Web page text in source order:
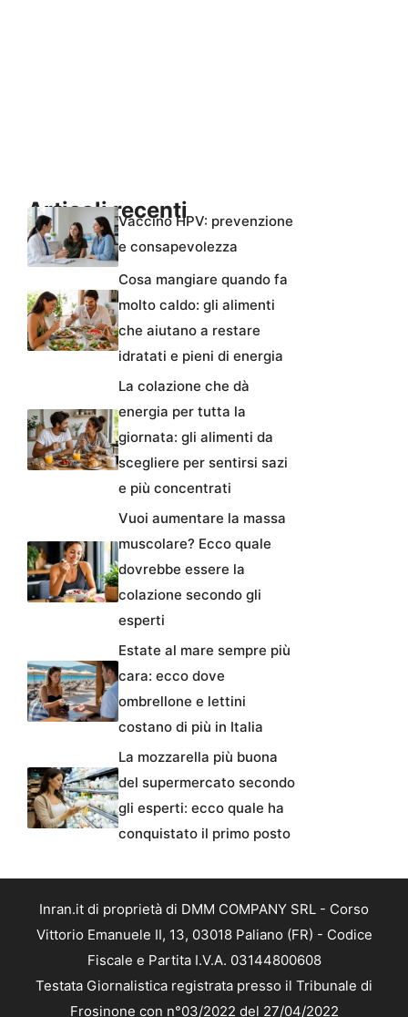
Articoli recentiVaccino HPV: prevenzione
e consapevolezza
Cosa mangiare quando fa
molto caldo: gli alimenti
che aiutano a restare
idratati e pieni di energia
La colazione che dà
energia per tutta la
giornata: gli alimenti da
scegliere per sentirsi sazi
e più concentrati
Vuoi aumentare la massa
muscolare? Ecco quale
dovrebbe essere la
colazione secondo gli
esperti
Estate al mare sempre più
cara: ecco dove
ombrellone e lettini
costano di più in Italia
La mozzarella più buona
del supermercato secondo
gli esperti: ecco quale ha
conquistato il primo posto
Inran.it di proprietà di DMM COMPANY SRL - Corso
Vittorio Emanuele II, 13, 03018 Paliano (FR) - Codice
Fiscale e Partita I.V.A. 03144800608
Testata Giornalistica registrata presso il Tribunale di
Frosinone con n°03/2022 del 27/04/2022